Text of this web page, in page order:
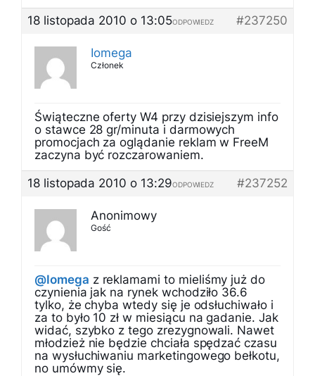
18 listopada 2010 o 13:05
#237250
ODPOWIEDZ
Iomega
Członek
Świąteczne oferty W4 przy dzisiejszym info
o stawce 28 gr/minuta i darmowych
promocjach za oglądanie reklam w FreeM
zaczyna być rozczarowaniem.
18 listopada 2010 o 13:29
#237252
ODPOWIEDZ
Anonimowy
Gość
@Iomega z reklamami to mieliśmy już do
czynienia jak na rynek wchodziło 36.6
tylko, że chyba wtedy się je odsłuchiwało i
za to było 10 zł w miesiącu na gadanie. Jak
widać, szybko z tego zrezygnowali. Nawet
młodzież nie będzie chciała spędzać czasu
na wysłuchiwaniu marketingowego bełkotu,
no umówmy się.